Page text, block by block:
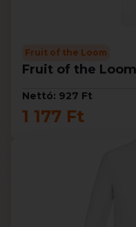
Fruit of the Loom
Fruit of the Loom
Nettó: 927 Ft
1 177 Ft